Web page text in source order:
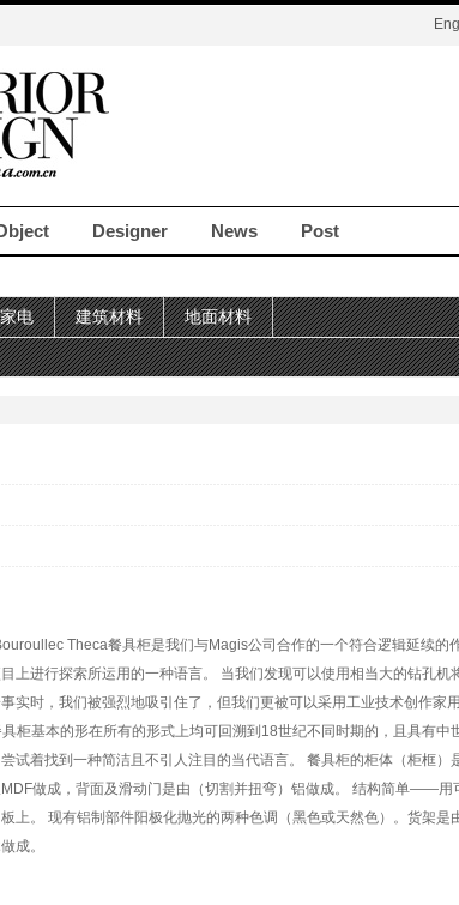
Designer News Post
家电 建筑材料 地面材料
Theca餐具柜是我们与Magis公司合作的一个符合逻辑延续的
上进行探索所运用的一种语言。 当我们发现可以使用相当大的钻孔机
实时，我们被强烈地吸引住了，但我们更被可以采用工业技术创作家
柜基本的形在所有的形式上均可回溯到18世纪不同时期的，且具有中
试着找到一种简洁且不引人注目的当代语言。 餐具柜的柜体（柜框）
做成，背面及滑动门是由（切割并扭弯）铝做成。 结构简单——用
上。 现有铝制部件阳极化抛光的两种色调（黑色或天然色）。货架是
成。